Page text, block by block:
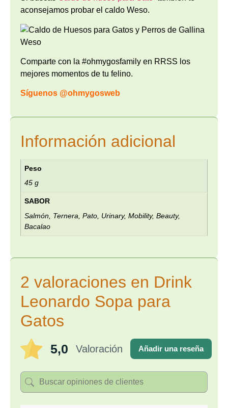
aconsejamos probar el caldo Weso.
Comparte con la #ohmygosfamily en RRSS los
mejores momentos de tu felino.
Síguenos @ohmygosweb
Información adicional
Peso
45 g
SABOR
Salmón, Ternera, Pato, Urinary, Mobility, Beauty,
Bacalao
2 valoraciones en Drink
Leonardo Sopa para
Gatos
5,0 Valoración Añadir una reseña